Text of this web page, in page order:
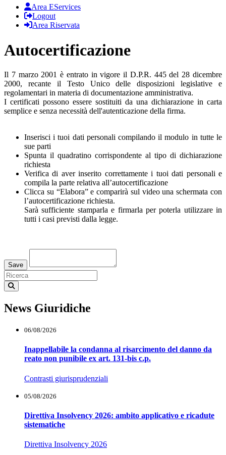
Area EServices
Logout
Area Riservata
Autocertificazione
Il 7 marzo 2001 è entrato in vigore il D.P.R. 445 del 28 dicembre
2000, recante il Testo Unico delle disposizioni legislative e
regolamentari in materia di documentazione amministrativa.
I certificati possono essere sostituiti da una dichiarazione in carta
semplice e senza necessità dell'autenticazione della firma.
Inserisci i tuoi dati personali compilando il modulo in tutte le
sue parti
Spunta il quadratino corrispondente al tipo di dichiarazione
richiesta
Verifica di aver inserito correttamente i tuoi dati personali e
compila la parte relativa all’autocertificazione
Clicca su “Elabora” e comparirà sul video una schermata con
l’autocertificazione richiesta.
Sarà sufficiente stamparla e firmarla per poterla utilizzare in
tutti i casi previsti dalla legge.
Save
News Giuridiche
06/08/2026
Inappellabile la condanna al risarcimento del danno da
reato non punibile ex art. 131-bis c.p.
Contrasti giurisprudenziali
05/08/2026
Direttiva Insolvency 2026: ambito applicativo e ricadute
sistematiche
Direttiva Insolvency 2026